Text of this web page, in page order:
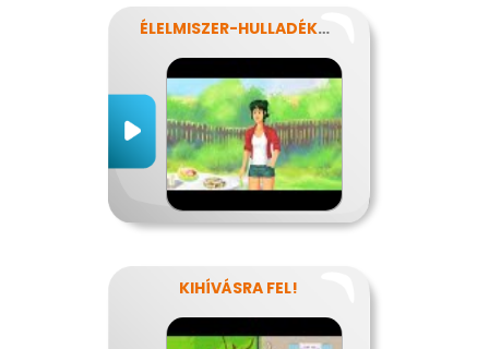
ÉLELMISZER-HULLADÉKOK
KIHÍVÁSRA FEL!